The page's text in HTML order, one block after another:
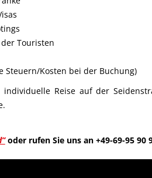
Touristen
Steuern/Kosten bei der Buchung)
Reise auf der
oder rufen Sie uns an +49-69-95 90